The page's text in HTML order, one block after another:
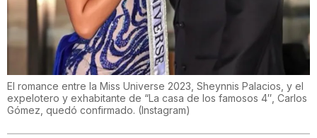
El romance entre la Miss Universe 2023, Sheynnis Palacios, y el
expelotero y exhabitante de “La casa de los famosos 4″, Carlos
Gómez, quedó confirmado. (Instagram)